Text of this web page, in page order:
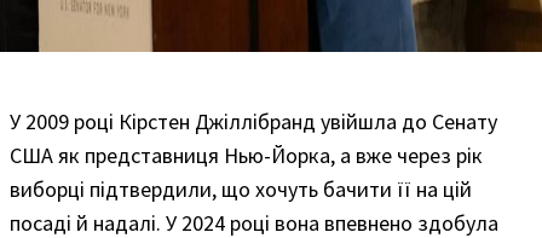
У 2009 році Кірстен Джіллібранд увійшла до Сенату
США як представниця Нью-Йорка, а вже через рік
виборці підтвердили, що хочуть бачити її на цій
посаді й надалі. У 2024 році вона впевнено здобула